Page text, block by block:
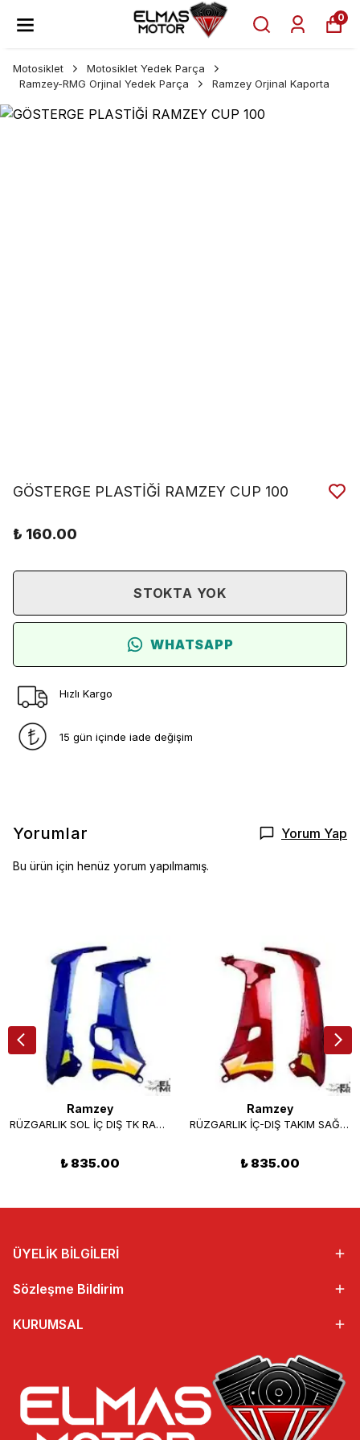
0
Motosiklet
Motosiklet Yedek Parça
Ramzey-RMG Orjinal Yedek Parça
Ramzey Orjinal Kaporta
GÖSTERGE PLASTİĞİ RAMZEY CUP 100
₺ 160.00
STOKTA YOK
WHATSAPP
Hızlı Kargo
15 gün içinde iade değişim
Yorumlar Yorum Yap
Bu ürün için henüz yorum yapılmamış.
Ramzey
RÜZGARLIK SOL İÇ DIŞ TK RAMZEY CUP 100(MAVİ)
₺ 835.00
Ramzey
RÜZGARLIK İÇ-DIŞ TAKIM SAĞ KIRMIZI RAMZEY CUP 100
₺ 835.00
ÜYELİK BİLGİLERİ
Sözleşme Bildirim
KURUMSAL